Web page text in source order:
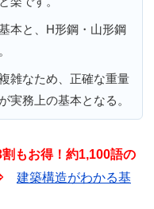
本と、H形鋼・山形鋼
雑なため、正確な重量
実務上の基本となる。
もお得！約1,100語の
⇒ 建築構造がわかる基